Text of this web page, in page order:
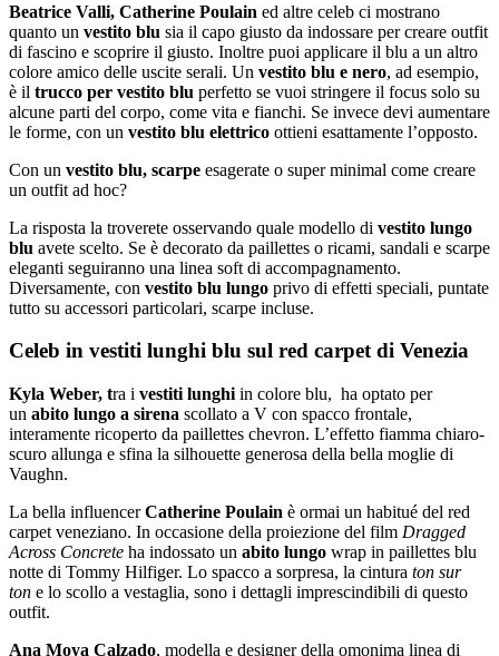
Beatrice Valli, Catherine Poulain ed altre celeb ci mostrano
quanto un vestito blu sia il capo giusto da indossare per creare outfit
di fascino e scoprire il giusto. Inoltre puoi applicare il blu a un altro
colore amico delle uscite serali. Un vestito blu e nero, ad esempio,
è il trucco per vestito blu perfetto se vuoi stringere il focus solo su
alcune parti del corpo, come vita e fianchi. Se invece devi aumentare
le forme, con un vestito blu elettrico ottieni esattamente l’opposto.
Con un vestito blu, scarpe esagerate o super minimal come creare
un outfit ad hoc?
La risposta la troverete osservando quale modello di vestito lungo
blu avete scelto. Se è decorato da paillettes o ricami, sandali e scarpe
eleganti seguiranno una linea soft di accompagnamento.
Diversamente, con vestito blu lungo privo di effetti speciali, puntate
tutto su accessori particolari, scarpe incluse.
Celeb in vestiti lunghi blu sul red carpet di Venezia
Kyla Weber, tra i vestiti lunghi in colore blu, ha optato per
un abito lungo a sirena scollato a V con spacco frontale,
interamente ricoperto da paillettes chevron. L’effetto fiamma chiaro-
scuro allunga e sfina la silhouette generosa della bella moglie di
Vaughn.
La bella influencerCatherine Poulain è ormai un habitué del red
carpet veneziano. In occasione della proiezione del film Dragged
Across Concrete ha indossato un abito lungo wrap in paillettes blu
notte di Tommy Hilfiger. Lo spacco a sorpresa, la cintura ton sur
ton e lo scollo a vestaglia, sono i dettagli imprescindibili di questo
outfit.
Ana Moya Calzado, modella e designer della omonima linea di